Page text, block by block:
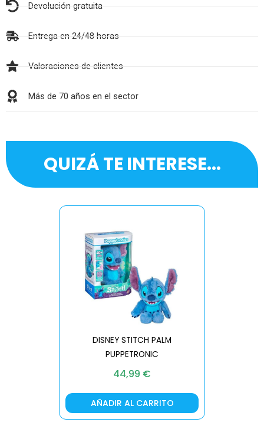
Devolución gratuita
Entrega en 24/48 horas
Valoraciones de clientes
Más de 70 años en el sector
QUIZÁ TE INTERESE...
DISNEY STITCH PALM
PUPPETRONIC
44,99 €
AÑADIR AL CARRITO